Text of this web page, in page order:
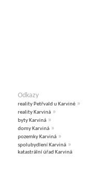
Odkazy
reality Petřvald u Karviné »
reality Karviná »
byty Karviná »
domy Karviná »
pozemky Karviná »
spolubydlení Karviná »
katastrální úřad Karviná